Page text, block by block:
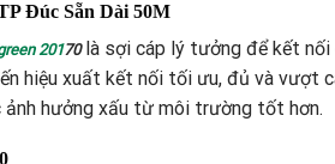
Đúc Sẵn Dài 50M
20170là sợi cáp lý tưởng để kết nối
hiệu xuất kết nối tối ưu, đủ và vượt
ảnh hưởng xấu từ môi trường tốt hơn.